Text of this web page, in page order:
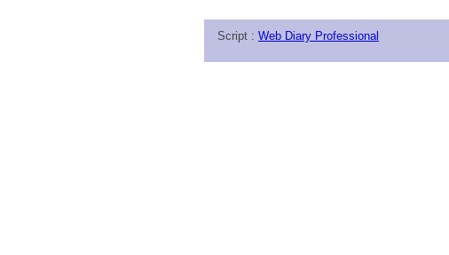
Script : Web Diary Professional